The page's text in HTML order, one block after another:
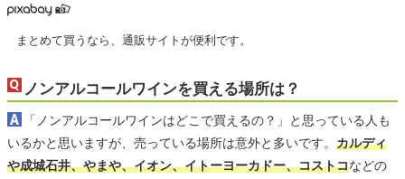
まとめて買うなら、通販サイトが便利です。
ノンアルコールワインを買える場所は？
「ノンアルコールワインはどこで買えるの？」と思っている人も
いるかと思いますが、売っている場所は意外と多いです。 カルディ
や成城石井、やまや、イオン、イトーヨーカドー、コストコなどの